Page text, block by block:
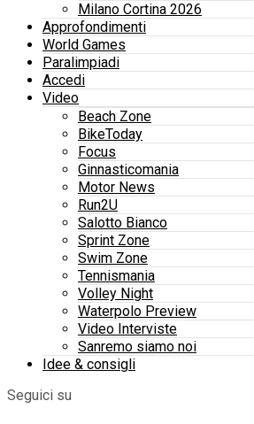
Milano Cortina 2026
Approfondimenti
World Games
Paralimpiadi
Accedi
Video
Beach Zone
BikeToday
Focus
Ginnasticomania
Motor News
Run2U
Salotto Bianco
Sprint Zone
Swim Zone
Tennismania
Volley Night
Waterpolo Preview
Video Interviste
Sanremo siamo noi
Idee & consigli
Seguici su